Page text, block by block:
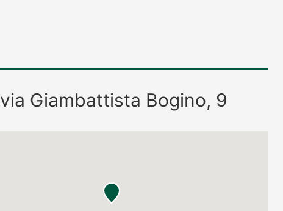
via Giambattista Bogino, 9